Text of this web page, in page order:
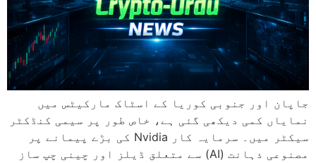
جاپان اور جنوبی کوریا کے اسٹاک مارکیٹس میں
نمایاں کمی دیکھی گئی ہے، خاص طور پر سیمی کنڈکٹر
سیکٹر میں۔ سرمایہ کار Nvidia کی بڑے پیمانے پر
مصنوعی ذہانت (AI) سے متعلق ڈیلز اور چینی چپ ساز